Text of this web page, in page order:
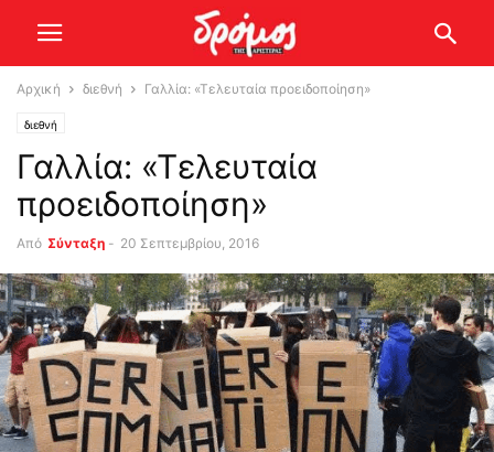
Αρχική διεθνή Γαλλία: «Τελευταία προειδοποίηση»
διεθνή
Γαλλία: «Τελευταία
προειδοποίηση»
Από Σύνταξη - 20 Σεπτεμβρίου, 2016